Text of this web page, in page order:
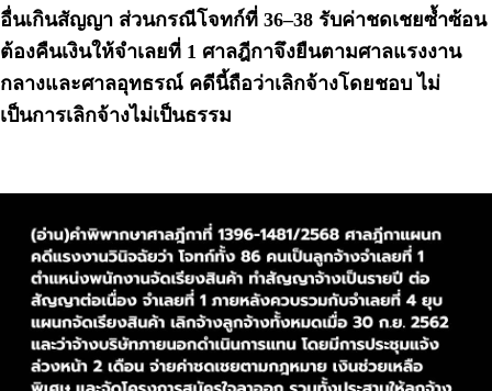
อื่นเกินสัญญา ส่วนกรณีโจทก์ที่ 36–38 รับค่าชดเชยซ้ำซ้อน
ต้องคืนเงินให้จำเลยที่ 1 ศาลฎีกาจึงยืนตามศาลแรงงาน
กลางและศาลอุทธรณ์ คดีนี้ถือว่าเลิกจ้างโดยชอบ ไม่
เป็นการเลิกจ้างไม่เป็นธรรม